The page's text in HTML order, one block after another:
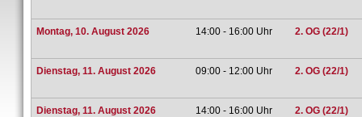
Montag, 10. August 2026 14:00 - 16:00 Uhr 2. OG (22/1)
Dienstag, 11. August 2026 09:00 - 12:00 Uhr 2. OG (22/1)
Dienstag, 11. August 2026 14:00 - 16:00 Uhr 2. OG (22/1)